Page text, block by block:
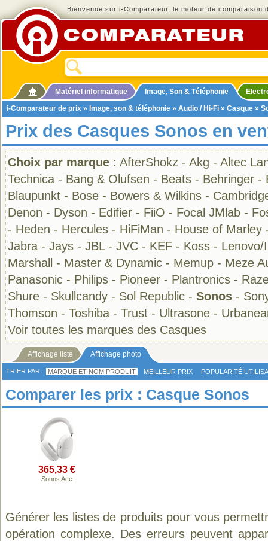
Bienvenue sur i-Comparateur, le moteur de comparaison
Matériel informatique Image, Son & Téléphonie
i-Comparateur de prix » Image, son & téléphonie » Audio / Hi-Fi » Casque »
Prix des Casques Sonos en
Choix par marque : AfterShokz - Akg - Altec
Technica - Bang & Olufsen - Beats - Behringer -
Blaupunkt - Bose - Bowers & Wilkins -
Denon - Dyson - Edifier - FiiO - Focal JMlab -
- Heden - Hercules - HiFiMan - House of Marley
Jabra - Jays - JBL- JVC - KEF - Koss - Lenovo/
Marshall
- Master & Dynamic - Memup - Meze
Panasonic - Philips - Pioneer - Plantronics -
Shure - Skullcandy - Sol Republic - Sonos -
Thomson - Toshiba - Trust - Ultrasone -
Voir toutes les marques des Casques
Affichage liste Affichage photo
TRIER PAR : MARQUE ET NOM PRODUIT MEILLEUR PRIX POPULARITÉ
Comparer les prix : Casque Sonos
365,33 €
Sonos Ace
Générer les listes de produits pour vous
opération complexe. Des erreurs peuvent